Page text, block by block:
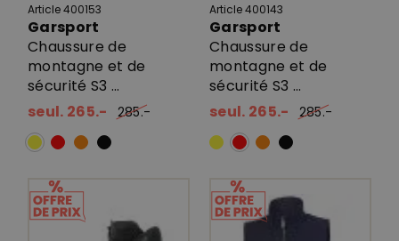
Article 400153
Garsport
Chaussure de
montagne et de
sécurité S3 ...
seul. 265.-
285.-
Article 400143
Garsport
Chaussure de
montagne et de
sécurité S3 ...
seul. 265.-
285.-